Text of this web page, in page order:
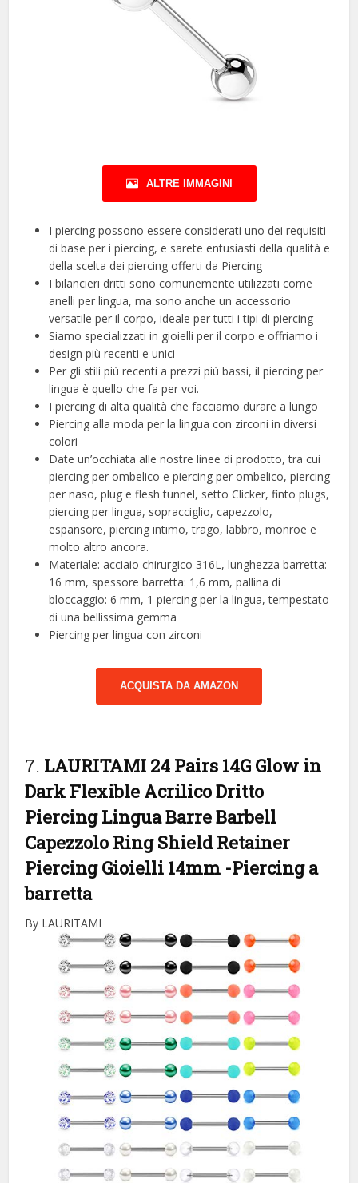
ALTRE IMMAGINI
I piercing possono essere considerati uno dei requisiti
di base per i piercing, e sarete entusiasti della qualità e
della scelta dei piercing offerti da Piercing
I bilancieri dritti sono comunemente utilizzati come
anelli per lingua, ma sono anche un accessorio
versatile per il corpo, ideale per tutti i tipi di piercing
Siamo specializzati in gioielli per il corpo e offriamo i
design più recenti e unici
Per gli stili più recenti a prezzi più bassi, il piercing per
lingua è quello che fa per voi.
I piercing di alta qualità che facciamo durare a lungo
Piercing alla moda per la lingua con zirconi in diversi
colori
Date un’occhiata alle nostre linee di prodotto, tra cui
piercing per ombelico e piercing per ombelico, piercing
per naso, plug e flesh tunnel, setto Clicker, finto plugs,
piercing per lingua, sopracciglio, capezzolo,
espansore, piercing intimo, trago, labbro, monroe e
molto altro ancora.
Materiale: acciaio chirurgico 316L, lunghezza barretta:
16 mm, spessore barretta: 1,6 mm, pallina di
bloccaggio: 6 mm, 1 piercing per la lingua, tempestato
di una bellissima gemma
Piercing per lingua con zirconi
ACQUISTA DA AMAZON
7. LAURITAMI 24 Pairs 14G Glow in
Dark Flexible Acrilico Dritto
Piercing Lingua Barre Barbell
Capezzolo Ring Shield Retainer
Piercing Gioielli 14mm -Piercing a
barretta
By LAURITAMI